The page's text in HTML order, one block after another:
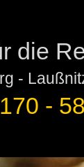
die
-
-